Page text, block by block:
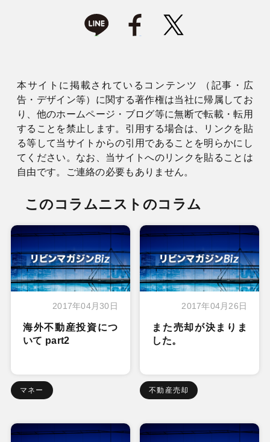
本サイトに掲載されているコンテンツ （記事・広
告・デザイン等）に関する著作権は当社に帰属してお
り、他のホームページ・ブログ等に無断で転載・転用
することを禁止します。引用する場合は、リンクを貼
る等して当サイトからの引用であることを明らかにし
てください。なお、当サイトへのリンクを貼ることは
自由です。ご連絡の必要もありません。
このコラムニストのコラム
2017年04月30日
海外不動産投資につ
いて part2
マネー
2017年04月26日
また売却が決まりま
した。
不動産売却